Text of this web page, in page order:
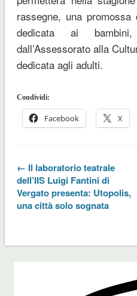
rassegne, una promossa
dedicata ai
dall’Assessorato alla
dedicata agli adulti.
Condividi:
Facebook X
← Il laboratorio teatrale
dell’IIS Luigi Fantini di
Vergato presenta: Utopolis,
una città solo sognata